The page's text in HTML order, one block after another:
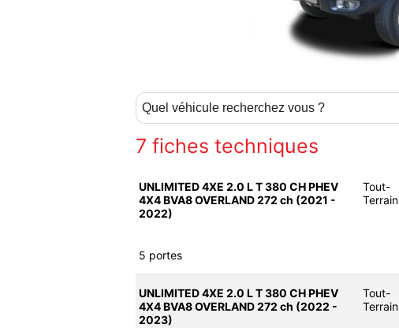
7 fiches techniques
UNLIMITED 4XE 2.0 L T 380 CH PHEV
4X4 BVA8 OVERLAND 272 ch (2021 -
2022)
Tout-
Terrain
5 portes
UNLIMITED 4XE 2.0 L T 380 CH PHEV
4X4 BVA8 OVERLAND 272 ch (2022 -
2023)
Tout-
Terrain